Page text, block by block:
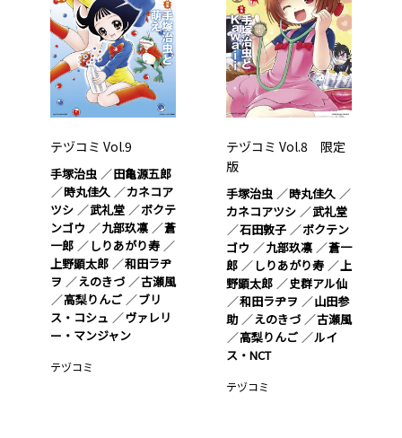
テヅコミ Vol.9
手塚治虫
田亀源五郎
時丸佳久
カネコア
ツシ
武礼堂
ボクテ
ンゴウ
九部玖凛
蒼
一郎
しりあがり寿
上野顕太郎
和田ラヂ
ヲ
えのきづ
古瀬風
高梨りんご
ブリ
ス・コシュ
ヴァレリ
ー・マンジャン
テヅコミ
テヅコミ Vol.8 限定
版
手塚治虫
時丸佳久
カネコアツシ
武礼堂
石田敦子
ボクテン
ゴウ
九部玖凛
蒼一
郎
しりあがり寿
上
野顕太郎
史群アル仙
和田ラヂヲ
山田参
助
えのきづ
古瀬風
高梨りんご
ルイ
ス・NCT
テヅコミ